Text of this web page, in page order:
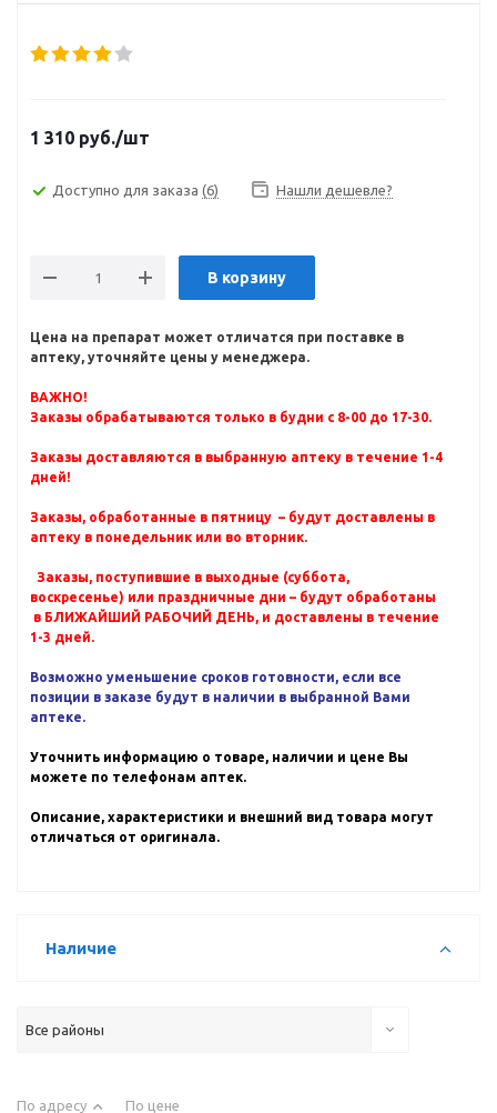
1 310 руб./шт
Доступно для заказа (6) Нашли дешевле?
В корзину
Цена на препарат может отличатся при поставке в
аптеку, уточняйте цены у менеджера.
ВАЖНО!
Заказы обрабатываются только в будни с 8-00 до 17-30.
Заказы доставляются в выбранную аптеку в течение 1-4
дней!
Заказы, обработанные в пятницу – будут доставлены в
аптеку в понедельник или во вторник.
Заказы, поступившие в выходные (суббота,
воскресенье) или праздничные дни – будут обработаны
в БЛИЖАЙШИЙ РАБОЧИЙ ДЕНЬ, и доставлены в течение
1-3 дней.
Возможно уменьшение сроков готовности, если все
позиции в заказе будут в наличии в выбранной Вами
аптеке.
Уточнить информацию о товаре, наличии и цене Вы
можете по телефонам аптек.
Описание, характеристики и внешний вид товара могут
отличаться от оригинала.
Наличие
Все районы
По адресу По цене